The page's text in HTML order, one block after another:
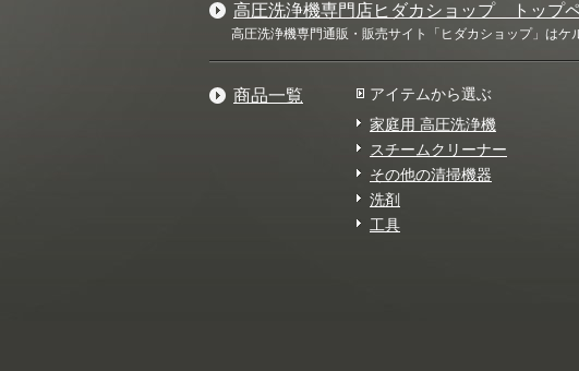
高圧洗浄機専門店ヒダカショップ トップ
高圧洗浄機専門通販・販売サイト「ヒダカショップ」は
商品一覧
アイテムから選ぶ
家庭用 高圧洗浄機
スチームクリーナー
その他の清掃機器
洗剤
工具